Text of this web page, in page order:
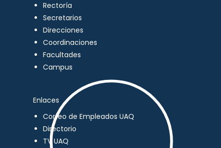
Rectoría
Secretarios
Direcciones
Coordinaciones
Facultades
Campus
Enlaces
Correo de Empleados UAQ
Directorio
TV UAQ